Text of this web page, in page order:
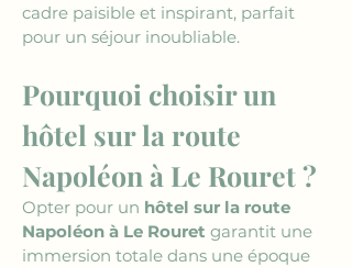
cadre paisible et inspirant, parfait
pour un séjour inoubliable.
Pourquoi choisir un
hôtel sur la route
Napoléon à Le Rouret ?
Opter pour un hôtel sur la route
Napoléon à Le Rouret garantit une
immersion totale dans une époque